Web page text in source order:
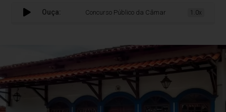
Ouça: Concurso Público da Câmara Municipal de Sabará
1.0x